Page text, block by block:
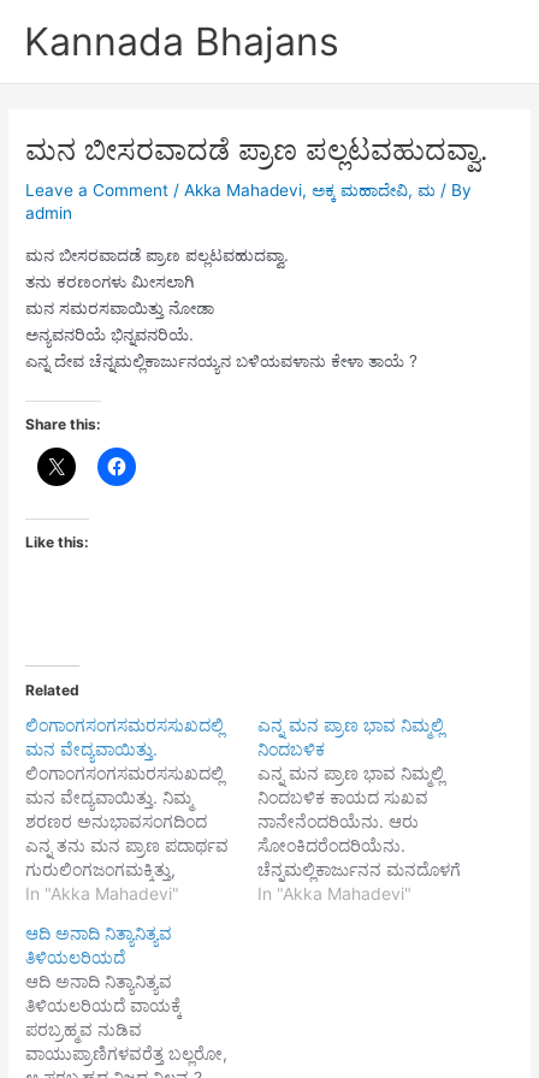
Kannada Bhajans
ಮನ ಬೀಸರವಾದಡೆ ಪ್ರಾಣ ಪಲ್ಲಟವಹುದವ್ವಾ.
Leave a Comment /Akka Mahadevi,ಅಕ್ಕ ಮಹಾದೇವಿ,ಮ / By
admin
ಮನ ಬೀಸರವಾದಡೆ ಪ್ರಾಣ ಪಲ್ಲಟವಹುದವ್ವಾ.
ತನು ಕರಣಂಗಳು ಮೀಸಲಾಗಿ
ಮನ ಸಮರಸವಾಯಿತ್ತು ನೋಡಾ
ಅನ್ಯವನರಿಯೆ ಭಿನ್ನವನರಿಯೆ.
ಎನ್ನ ದೇವ ಚೆನ್ನಮಲ್ಲಿಕಾರ್ಜುನಯ್ಯನ ಬಳಿಯವಳಾನು ಕೇಳಾ ತಾಯೆ ?
Share this:
Like this:
Related
ಲಿಂಗಾಂಗಸಂಗಸಮರಸಸುಖದಲ್ಲಿ
ಮನ ವೇದ್ಯವಾಯಿತ್ತು.
ಲಿಂಗಾಂಗಸಂಗಸಮರಸಸುಖದಲ್ಲಿ
ಮನ ವೇದ್ಯವಾಯಿತ್ತು. ನಿಮ್ಮ
ಶರಣರ ಅನುಭಾವಸಂಗದಿಂದ
ಎನ್ನ ತನು ಮನ ಪ್ರಾಣ ಪದಾರ್ಥವ
ಗುರುಲಿಂಗಜಂಗಮಕ್ಕಿತ್ತು,
ಶುದ್ಧಸಿದ್ಧಪ್ರಸಿದ್ಧಪ್ರಸಾದಿಯಾದೆನು.
ತೃಪ್ತಿಯ ಇಷ್ಟ ಪ್ರಾಣ
ಭಾವಲಿಂಗದಲ್ಲಿ
ಸಾವಧಾನದಿಂದರ್ಪಿಸಿ
ಮಹಾಘನಪ್ರಸಾದಿಯಾದೆನು.
ಇಂತೀ ಸರ್ವಾಚಾರಸಂಪತ್ತು ಎನ್ನ
ತನುಮನ ವೇದ್ಯವಾಯಿತ್ತು.
In "Akka Mahadevi"
ಎನ್ನ ಮನ ಪ್ರಾಣ ಭಾವ ನಿಮ್ಮಲ್ಲಿ
ನಿಂದಬಳಿಕ
ಎನ್ನ ಮನ ಪ್ರಾಣ ಭಾವ ನಿಮ್ಮಲ್ಲಿ
ನಿಂದಬಳಿಕ ಕಾಯದ ಸುಖವ
ನಾನೇನೆಂದರಿಯೆನು. ಆರು
ಸೋಂಕಿದರೆಂದರಿಯೆನು.
ಚೆನ್ನಮಲ್ಲಿಕಾರ್ಜುನನ ಮನದೊಳಗೆ
ಒಚ್ಚತವಾದ ಬಳಿಕ
In "Akka Mahadevi"
ಆದಿ ಅನಾದಿ ನಿತ್ಯಾನಿತ್ಯವ
ತಿಳಿಯಲರಿಯದೆ
ಆದಿ ಅನಾದಿ ನಿತ್ಯಾನಿತ್ಯವ
ತಿಳಿಯಲರಿಯದೆ ವಾಯಕ್ಕೆ
ಪರಬ್ರಹ್ಮವ ನುಡಿವ
ವಾಯುಪ್ರಾಣಿಗಳವರೆತ್ತ ಬಲ್ಲರೋ,